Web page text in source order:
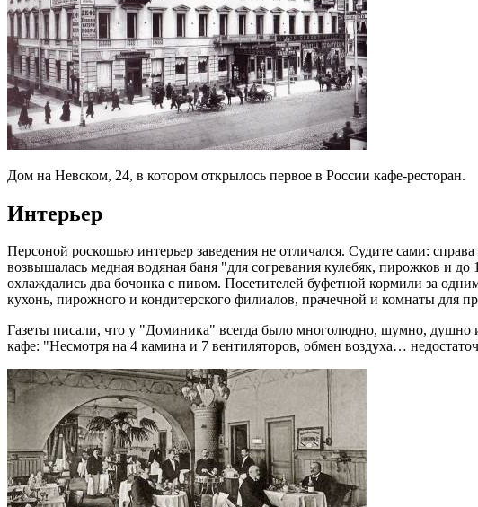
Дом на Невском, 24, в котором открылось первое в России кафе-ресторан.
Интерьер
Персоной роскошью интерьер заведения не отличался. Судите сами:
возвышалась медная водяная баня "для согревания кулебяк, пирожков и
охлаждались два бочонка с пивом. Посетителей буфетной кормили за
кухонь, пирожного и кондитерского филиалов, прачечной и комнаты для
Газеты писали, что у "Доминика" всегда было многолюдно, шумно, душно
кафе: "Несмотря на 4 камина и 7 вентиляторов, обмен воздуха…